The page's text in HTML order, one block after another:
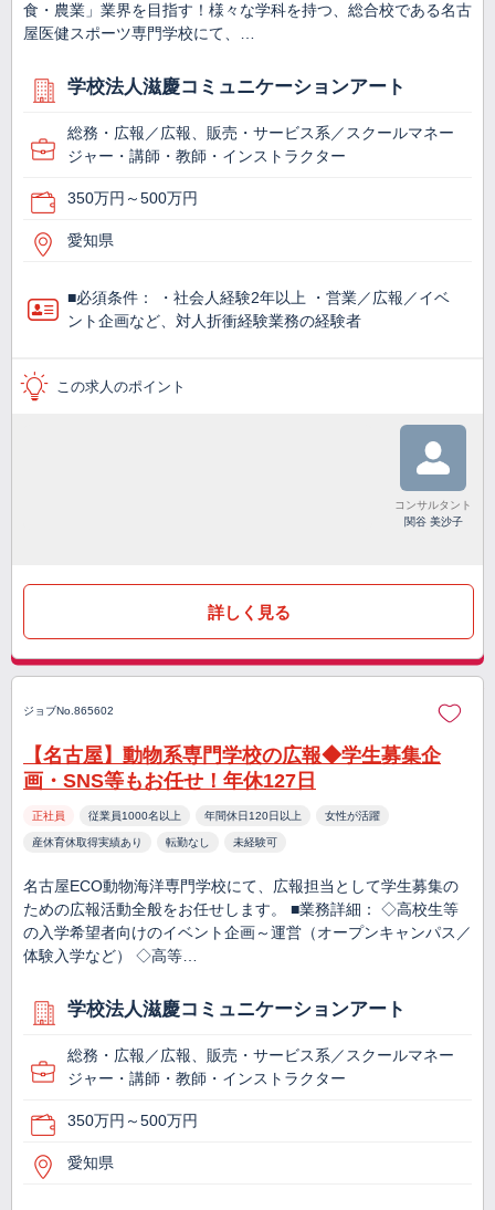
食・農業」業界を目指す！様々な学科を持つ、総合校である名古
屋医健スポーツ専門学校にて、…
学校法人滋慶コミュニケーションアート
総務・広報／広報、販売・サービス系／スクールマネー
ジャー・講師・教師・インストラクター
350万円～500万円
愛知県
■必須条件： ・社会人経験2年以上 ・営業／広報／イベ
ント企画など、対人折衝経験業務の経験者
この求人のポイント
コンサルタント
関谷 美沙子
詳しく見る
ジョブNo.865602
【名古屋】動物系専門学校の広報◆学生募集企
画・SNS等もお任せ！年休127日
正社員 従業員1000名以上 年間休日120日以上 女性が活躍
産休育休取得実績あり 転勤なし 未経験可
名古屋ECO動物海洋専門学校にて、広報担当として学生募集の
ための広報活動全般をお任せします。 ■業務詳細： ◇高校生等
の入学希望者向けのイベント企画～運営（オープンキャンパス／
体験入学など） ◇高等…
学校法人滋慶コミュニケーションアート
総務・広報／広報、販売・サービス系／スクールマネー
ジャー・講師・教師・インストラクター
350万円～500万円
愛知県